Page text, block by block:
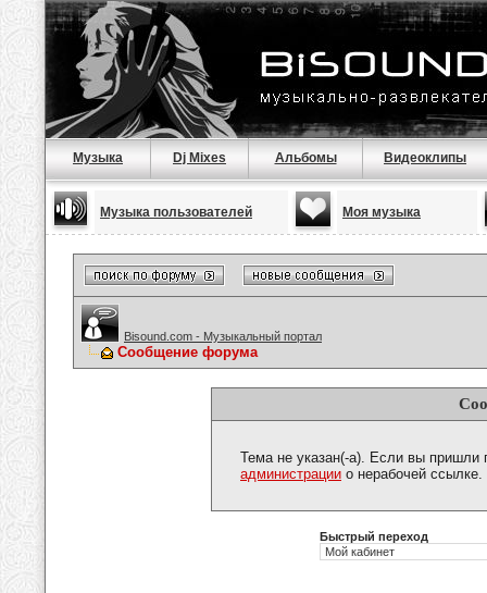
Музыка Dj Mixes Альбомы Видеоклипы
Музыка пользователей Моя музыка
Bisound.com - Музыкальный портал
Сообщение форума
Тема не указан(-а). Если вы пришли
администрации о нерабочей ссылке.
Быстрый переход